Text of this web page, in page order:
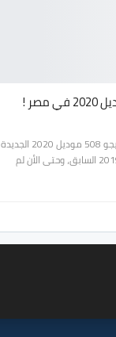
طرحت شركة بيجو في مصر سيارة بيجو 508 موديل 2020 الجديدة
في السوق المصري في نهاية عام 2019 السابق، وحتى الأن لم